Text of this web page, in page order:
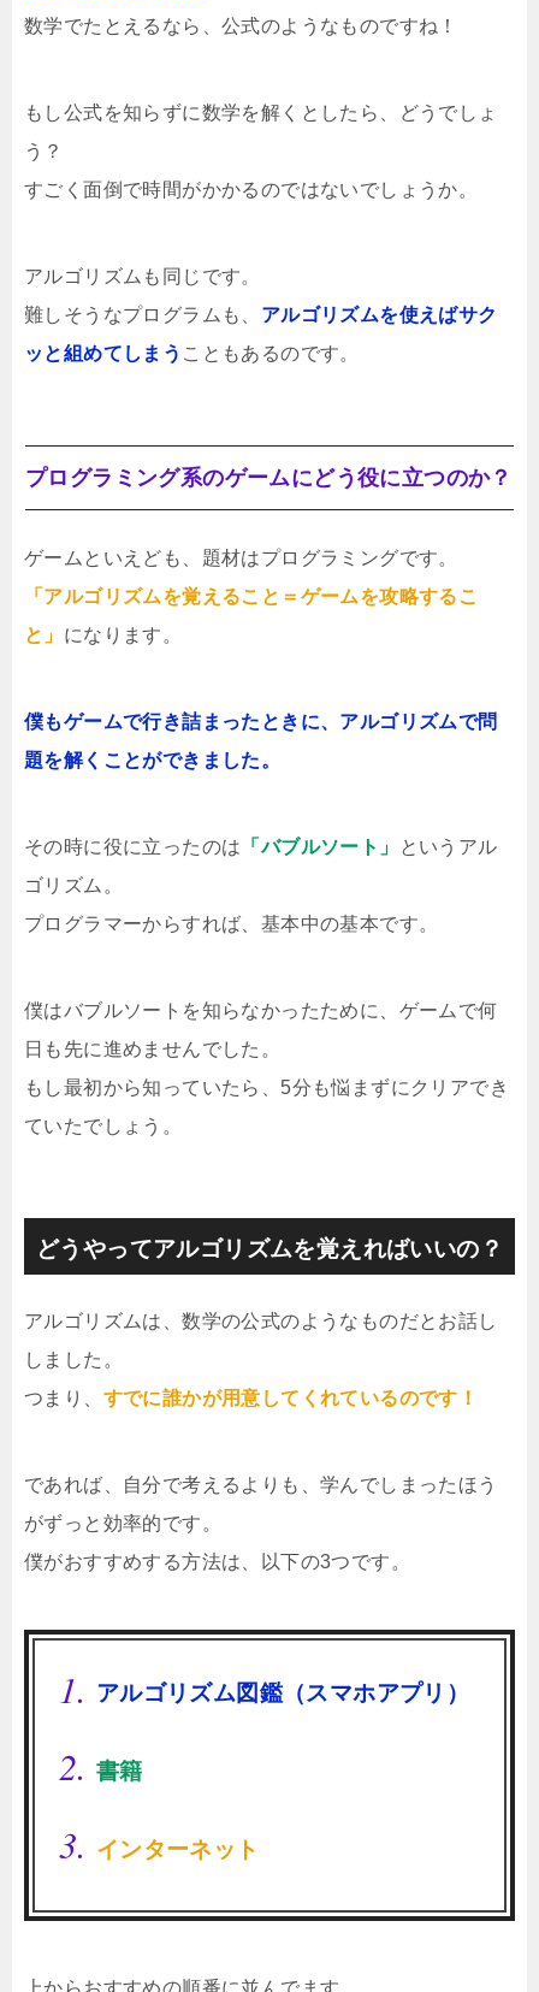
数学でたとえるなら、公式のようなものですね！
もし公式を知らずに数学を解くとしたら、どうでしょ
う？
すごく面倒で時間がかかるのではないでしょうか。
アルゴリズムも同じです。
難しそうなプログラムも、 アルゴリズムを使えばサク
ッと組めてしまう こともあるのです。
プログラミング系のゲームにどう役に立つのか？
ゲームといえども、題材はプログラミングです。
「アルゴリズムを覚えること＝ゲームを攻略するこ
と」 になります。
僕もゲームで行き詰まったときに、アルゴリズムで問
題を解くことができました。
その時に役に立ったのは 「バブルソート」
というアル
ゴリズム。
プログラマーからすれば、基本中の基本です。
僕はバブルソートを知らなかったために、ゲームで何
日も先に進めませんでした。
もし最初から知っていたら、5分も悩まずにクリアでき
ていたでしょう。
どうやってアルゴリズムを覚えればいいの？
アルゴリズムは、数学の公式のようなものだとお話し
しました。
つまり、 すでに誰かが用意してくれているのです！
であれば、自分で考えるよりも、学んでしまったほう
がずっと効率的です。
僕がおすすめする方法は、以下の3つです。
アルゴリズム図鑑（スマホアプリ）
書籍
インターネット
上からおすすめの順番に並んでます。